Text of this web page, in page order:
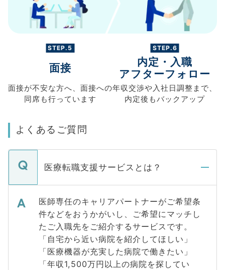
STEP.5
面接
面接が不安な方へ、 面接への
同席も行っています
STEP.6
内定・入職
アフターフォロー
年収交渉や入社日調整まで、
内定後もバックアップ
よくあるご質問
医療転職支援サービスとは？
医師専任のキャリアパートナーがご希望条
件などをおうかがいし、ご希望にマッチし
たご入職先をご紹介するサービスです。
「自宅から近い病院を紹介してほしい」
「医療機器が充実した病院で働きたい」
「年収1,500万円以上の病院を探してい